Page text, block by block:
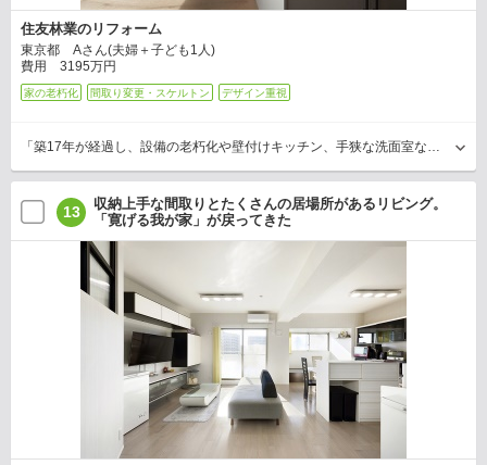
住友林業のリフォーム
東京都 Aさん(夫婦＋子ども1人)
費用 3195万円
家の老朽化 間取り変更・スケルトン デザイン重視
「築17年が経過し、設備の老朽化や壁付けキッチン、手狭な洗面室などに不満が。西日対策もしたかったんです」ときっかけを語るAさん。住友林業のリフォームはキッチンを対面式に変更し、パ…
13
収納上手な間取りとたくさんの居場所があるリビング。
「寛げる我が家」が戻ってきた